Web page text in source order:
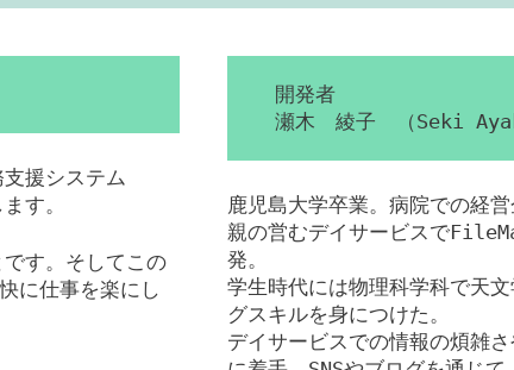
援システム
す。
す。そしてこの
に仕事を楽にし
開発者
瀬木 綾子 （Seki
鹿児島大学卒業。病院での経
親の営むデイサービスで
発。
学生時代には物理科学科で天
グスキルを身につけた。
デイサービスでの情報の煩雑